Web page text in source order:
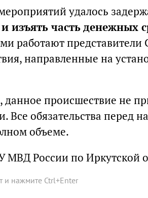
удалось
и изъять часть денежных
работают представители
направленные на
происшествие не
Все обязательства перед
объеме.
МВД России по Иркутской
и нажмите Ctrl+Enter